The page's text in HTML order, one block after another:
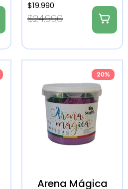
$24.990
$19.990
20%
Arena Mágica